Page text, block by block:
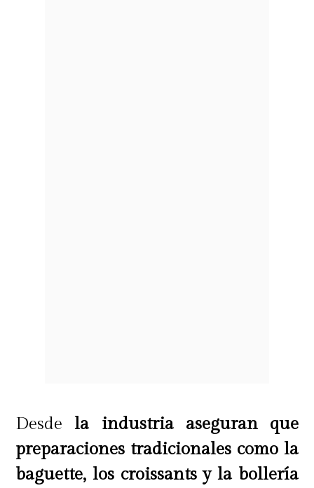
Desdela industria aseguran que
preparaciones tradicionales como la
baguette, los croissants y la bollería